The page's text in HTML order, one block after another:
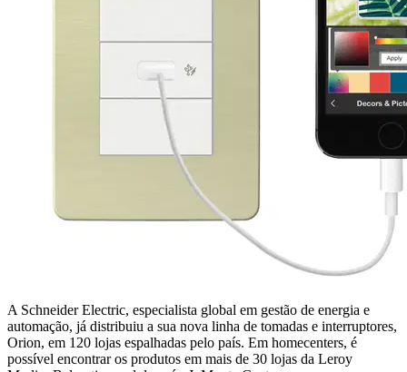
A Schneider Electric, especialista global em gestão de energia e
automação, já distribuiu a sua nova linha de tomadas e interruptores,
Orion, em 120 lojas espalhadas pelo país. Em homecenters, é
possível encontrar os produtos em mais de 30 lojas da Leroy